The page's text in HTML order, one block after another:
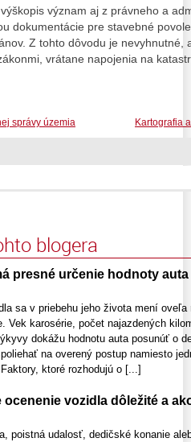
význam aj z právneho a
dokumentácie pre stavebné
Z tohto dôvodu je nevyhnutné,
vrátane napojenia na
Kartografia
správy územia
blogera
presné určenie hodnoty
sa v priebehu jeho života mení
Vek karosérie, počet najazdených
dokážu hodnotu auta posunúť o
na overený postup namiesto
ktoré rozhodujú o [...]
ocenenie vozidla dôležité a
poistná udalosť, dedičské konanie